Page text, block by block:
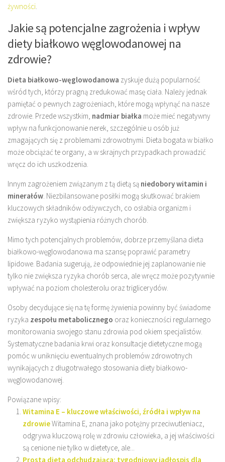
żywności.
Jakie są potencjalne zagrożenia i wpływ
diety białkowo węglowodanowej na
zdrowie?
Dieta białkowo-węglowodanowa zyskuje dużą popularność
wśród tych, którzy pragną zredukować masę ciała. Należy jednak
pamiętać o pewnych zagrożeniach, które mogą wpłynąć na nasze
zdrowie. Przede wszystkim, nadmiar białka może mieć negatywny
wpływ na funkcjonowanie nerek, szczególnie u osób już
zmagających się z problemami zdrowotnymi. Dieta bogata w białko
może obciążać te organy, a w skrajnych przypadkach prowadzić
wręcz do ich uszkodzenia.
Innym zagrożeniem związanym z tą dietą są niedobory witamin i
minerałów. Niezbilansowane posiłki mogą skutkować brakiem
kluczowych składników odżywczych, co osłabia organizm i
zwiększa ryzyko wystąpienia różnych chorób.
Mimo tych potencjalnych problemów, dobrze przemyślana dieta
białkowo-węglowodanowa ma szansę poprawić parametry
lipidowe. Badania sugerują, że odpowiednie jej zaplanowanie nie
tylko nie zwiększa ryzyka chorób serca, ale wręcz może pozytywnie
wpływać na poziom cholesterolu oraz triglicerydów.
Osoby decydujące się na tę formę żywienia powinny być świadome
ryzyka zespołu metabolicznego oraz konieczności regularnego
monitorowania swojego stanu zdrowia pod okiem specjalistów.
Systematyczne badania krwi oraz konsultacje dietetyczne mogą
pomóc w uniknięciu ewentualnych problemów zdrowotnych
wynikających z długotrwałego stosowania diety białkowo-
węglowodanowej.
Powiązane wpisy:
Witamina E – kluczowe właściwości, źródła i wpływ na
zdrowieWitamina E, znana jako potężny przeciwutleniacz,
odgrywa kluczową rolę w zdrowiu człowieka, a jej właściwości
są cenione nie tylko w dietetyce, ale...
Prosta dieta odchudzająca: tygodniowy jadłospis dla